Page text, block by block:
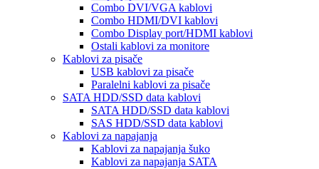
Combo DVI/VGA kablovi
Combo HDMI/DVI kablovi
Combo Display port/HDMI kablovi
Ostali kablovi za monitore
Kablovi za pisače
USB kablovi za pisače
Paralelni kablovi za pisače
SATA HDD/SSD data kablovi
SATA HDD/SSD data kablovi
SAS HDD/SSD data kablovi
Kablovi za napajanja
Kablovi za napajanja šuko
Kablovi za napajanja SATA